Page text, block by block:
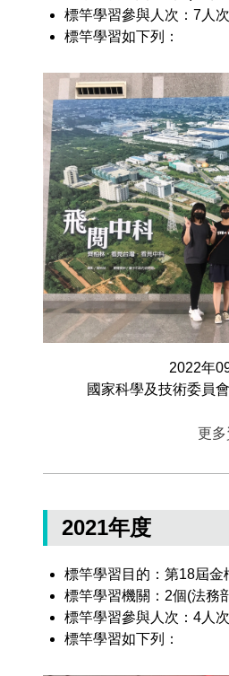
標竿學習參與人次：7人次
標竿學習如下列：
2022年
國家科學及技術委員
更多
2021年度
標竿學習目的：第18屆
標竿學習機關：2個(法務
標竿學習參與人次：4人次
標竿學習如下列：